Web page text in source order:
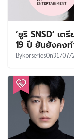
‘ยูริ SNSD’ เ
19 ปี ยันยังคงท
BykorseriesOn31/07/